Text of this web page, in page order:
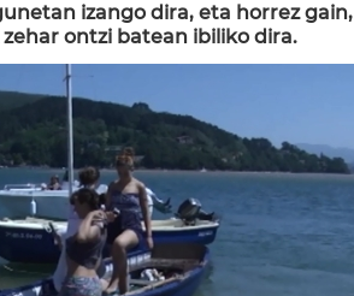
izango dira, eta horrez gain,
ontzi batean ibiliko dira.